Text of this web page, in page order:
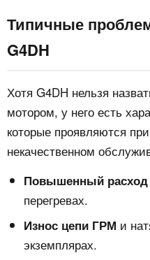
Типичные
G4DH
Хотя G4DH нельзя
мотором, у него есть
которые проявляются
некачественном
Повышенный
перегревах.
Износ цепи ГРМ и
экземплярах.